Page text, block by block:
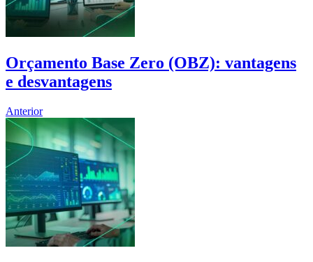
Orçamento Base Zero (OBZ): vantagens
e desvantagens
Anterior